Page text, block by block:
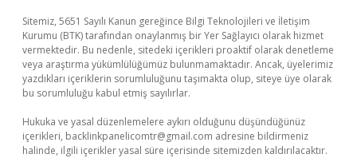
Sitemiz, 5651 Sayılı Kanun gereğince Bilgi Teknolojileri ve İletişim
Kurumu (BTK) tarafından onaylanmış bir Yer Sağlayıcı olarak hizmet
vermektedir. Bu nedenle, sitedeki içerikleri proaktif olarak denetleme
veya araştırma yükümlülüğümüz bulunmamaktadır. Ancak, üyelerimiz
yazdıkları içeriklerin sorumluluğunu taşımakta olup, siteye üye olarak
bu sorumluluğu kabul etmiş sayılırlar.
Hukuka ve yasal düzenlemelere aykırı olduğunu düşündüğünüz
içerikleri, backlinkpanelicomtr@gmail.com adresine bildirmeniz
halinde, ilgili içerikler yasal süre içerisinde sitemizden kaldırılacaktır.